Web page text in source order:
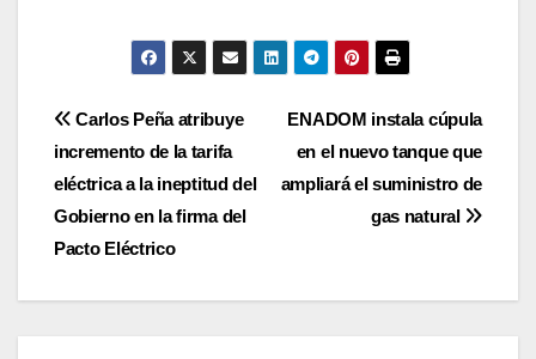
Navegación
de
entradas
ENADOM instala cúpula
en el nuevo tanque que
ampliará el suministro de
gas natural
Carlos Peña atribuye
incremento de la tarifa
eléctrica a la ineptitud del
Gobierno en la firma del
Pacto Eléctrico